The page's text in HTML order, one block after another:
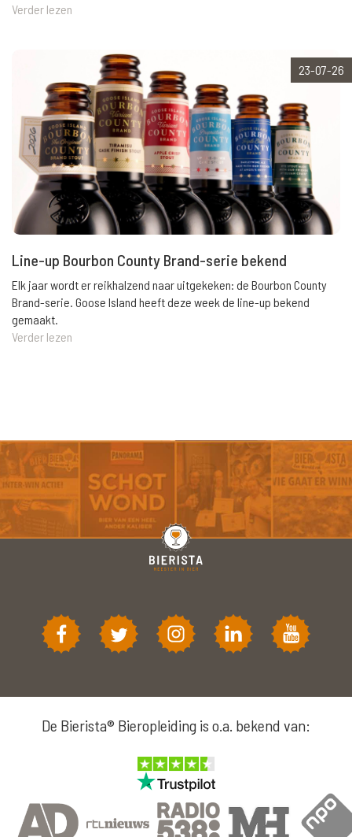
Verder lezen
23-07-26
Line-up Bourbon County Brand-serie bekend
Elk jaar wordt er reikhalzend naar uitgekeken: de Bourbon County
Brand-serie. Goose Island heeft deze week de line-up bekend
gemaakt.
Verder lezen
De Bierista® Bieropleiding is o.a. bekend van: